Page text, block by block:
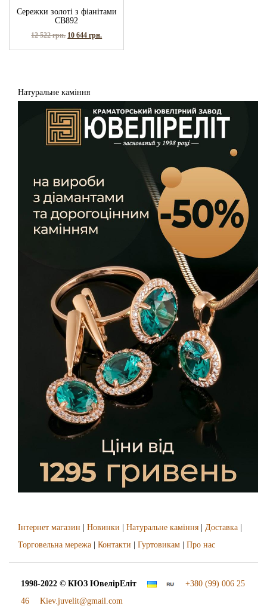
Сережки золоті з фіанітами
СВ892
12 522грн. 10 644грн.
Натуральне каміння
Інтернет магазин Новинки Натуральне каміння Доставка
Торговельна мережа
Контакти Гуртовикам Про нас
1998-2022 © КЮЗ ЮвелірЕліт
+380 (99) 006 25
46
Kiev.juvelit@gmail.com